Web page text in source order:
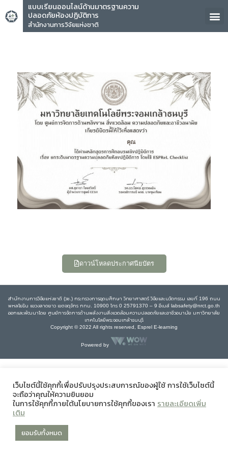
แบบเรียนออนไลน์ด้านมาตรฐานความ
ปลอดภัยห้องปฏิบัติการ
สำนักงานการวิจัยแห่งชาติ
คุณ
ดาวน์โหลดประกาศนียบัตร
สำนักงานการวิจัยแห่งชาติ (วช.) กระทรวงการอุดมศึกษา วิทยาศาสตร์ วิจัยและนวัตกรรม เลขที่ 196 ถนน
พหลโยธิน แขวงลาดยาว เขตจตุจักร กทม. 10900 โทร 0 25791370 – 9 อีเมล์ labsafety@nrct.go.th
ออกและพัฒนาโดย ศูนย์การจัดการด้านพลังงานสิ่งแวดล้อมความปลอดภัยและอาชีวอนามัย มหาวิทยาลัย
เทคโนโลยีพระจอมเกล้าธนบุรี
Copyright © 2022 All rights reserved, Esprel E-learning
Powered by
เว็บไซต์นี้ใช้คุกกี้เพื่อปรับปรุงประสบการณ์ของผู้ใช้ การใช้เว็บไซต์นี้
จะถือว่าคุณให้ความยินยอม
ในการใช้คุกกี้ภายใต้นโยบายการใช้คุกกี้ของเรา รายละเอียดเพิ่ม
เติม
ยอมรับทั้งหมด